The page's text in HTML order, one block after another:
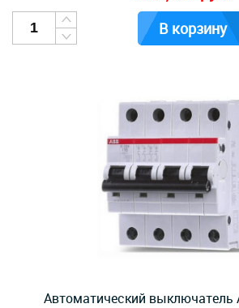
В корзину
Автоматический выключатель